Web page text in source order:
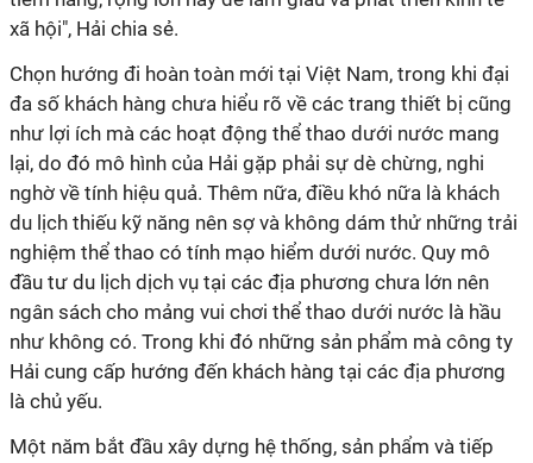
xã hội", Hải chia sẻ.
Chọn hướng đi hoàn toàn mới tại Việt Nam, trong khi đại
đa số khách hàng chưa hiểu rõ về các trang thiết bị cũng
như lợi ích mà các hoạt động thể thao dưới nước mang
lại, do đó mô hình của Hải gặp phải sự dè chừng, nghi
nghờ về tính hiệu quả. Thêm nữa, điều khó nữa là khách
du lịch thiếu kỹ năng nên sợ và không dám thử những trải
nghiệm thể thao có tính mạo hiểm dưới nước. Quy mô
đầu tư du lịch dịch vụ tại các địa phương chưa lớn nên
ngân sách cho mảng vui chơi thể thao dưới nước là hầu
như không có. Trong khi đó những sản phẩm mà công ty
Hải cung cấp hướng đến khách hàng tại các địa phương
là chủ yếu.
Một năm bắt đầu xây dựng hệ thống, sản phẩm và tiếp